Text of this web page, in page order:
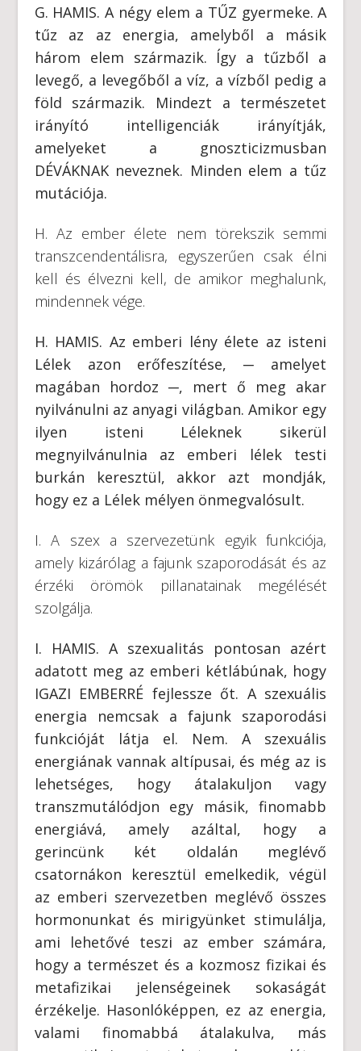
G. HAMIS. A négy elem a TŰZ gyermeke. A
tűz az az energia, amelyből a másik
három elem származik. Így a tűzből a
levegő, a levegőből a víz, a vízből pedig a
föld származik. Mindezt a természetet
irányító intelligenciák irányítják,
amelyeket a gnoszticizmusban
DÉVÁKNAK neveznek. Minden elem a tűz
mutációja.
H. Az ember élete nem törekszik semmi
transzcendentálisra, egyszerűen csak élni
kell és élvezni kell, de amikor meghalunk,
mindennek vége.
H. HAMIS. Az emberi lény élete az isteni
Lélek azon erőfeszítése, ─ amelyet
magában hordoz ─, mert ő meg akar
nyilvánulni az anyagi világban. Amikor egy
ilyen isteni Léleknek sikerül
megnyilvánulnia az emberi lélek testi
burkán keresztül, akkor azt mondják,
hogy ez a Lélek mélyen önmegvalósult.
I. A szex a szervezetünk egyik funkciója,
amely kizárólag a fajunk szaporodását és az
érzéki örömök pillanatainak megélését
szolgálja.
I. HAMIS. A szexualitás pontosan azért
adatott meg az emberi kétlábúnak, hogy
IGAZI EMBERRÉ fejlessze őt. A szexuális
energia nemcsak a fajunk szaporodási
funkcióját látja el. Nem. A szexuális
energiának vannak altípusai, és még az is
lehetséges, hogy átalakuljon vagy
transzmutálódjon egy másik, finomabb
energiává, amely azáltal, hogy a
gerincünk két oldalán meglévő
csatornákon keresztül emelkedik, végül
az emberi szervezetben meglévő összes
hormonunkat és mirigyünket stimulálja,
ami lehetővé teszi az ember számára,
hogy a természet és a kozmosz fizikai és
metafizikai jelenségeinek sokaságát
érzékelje. Hasonlóképpen, ez az energia,
valami finomabbá átalakulva, más